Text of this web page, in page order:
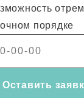
порядке
Оставить